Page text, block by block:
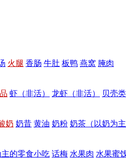
火腿 香肠 牛肚 板鸭 燕窝 腌肉
虾（非活） 龙虾（非活） 贝壳
奶 奶昔 黄油 奶粉 奶茶（以奶为
主的零食小吃 话梅 水果肉 水果蜜